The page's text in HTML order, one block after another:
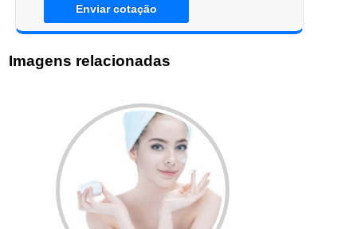
Enviar cotação
Imagens relacionadas